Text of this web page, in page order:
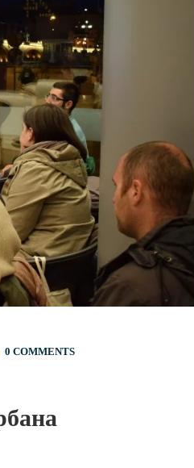
0 COMMENTS